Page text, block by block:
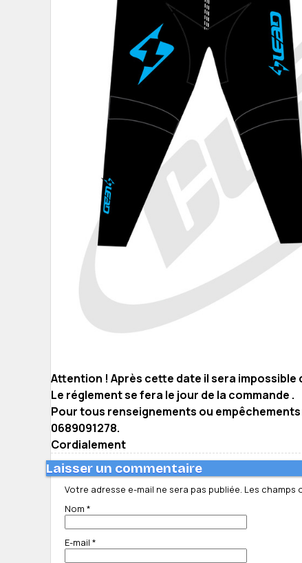
Attention ! Après cette date il sera impossible
Le réglement se fera le jour de la commande .
Pour tous renseignements ou
0689091278.
Cordialement
Laisser un commentaire
Votre adresse e-mail ne sera pas publiée. Les champs
Nom *
E-mail *